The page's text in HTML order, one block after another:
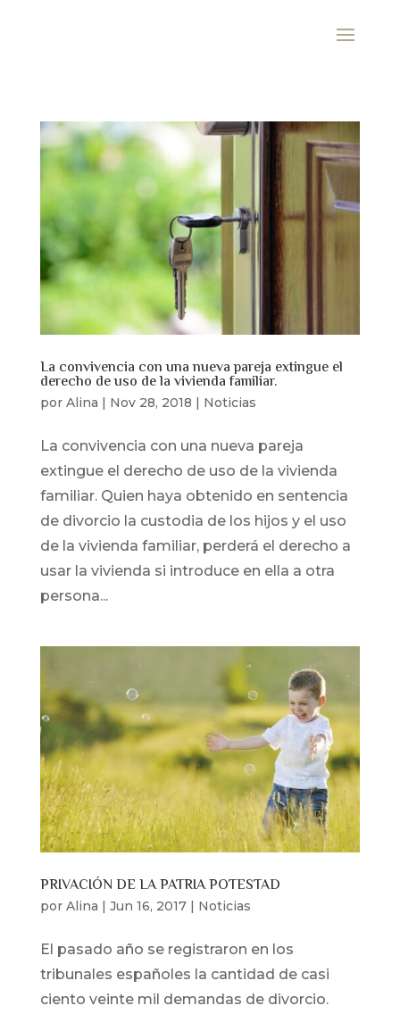
La convivencia con una nueva pareja extingue el
derecho de uso de la vivienda familiar.
por Alina | Nov 28, 2018 | Noticias
La convivencia con una nueva pareja
extingue el derecho de uso de la vivienda
familiar. Quien haya obtenido en sentencia
de divorcio la custodia de los hijos y el uso
de la vivienda familiar, perderá el derecho a
usar la vivienda si introduce en ella a otra
persona...
PRIVACIÓN DE LA PATRIA POTESTAD
por Alina | Jun 16, 2017| Noticias
El pasado año se registraron en los
tribunales españoles la cantidad de casi
ciento veinte mil demandas de divorcio.